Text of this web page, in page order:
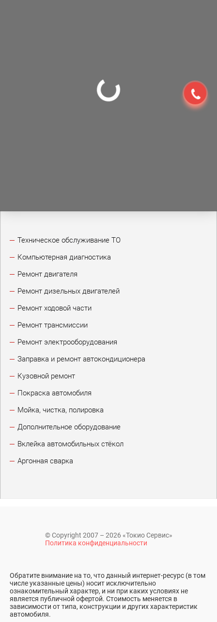
Техническое обслуживание ТО
Компьютерная диагностика
Ремонт двигателя
Ремонт дизельных двигателей
Ремонт ходовой части
Ремонт трансмиссии
Ремонт электрооборудования
Заправка и ремонт автокондиционера
Кузовной ремонт
Покраска автомобиля
Мойка, чистка, полировка
Дополнительное оборудование
Вклейка автомобильных стёкол
Аргонная сварка
© Copyright 2007 – 2026 «Токио Сервис»
Политика конфиденциальности
Обратите внимание на то, что данный интернет-ресурс (в том
числе указанные цены) носит исключительно
ознакомительный характер, и ни при каких условиях не
является публичной офертой. Стоимость меняется в
зависимости от типа, конструкции и других характеристик
автомобиля.